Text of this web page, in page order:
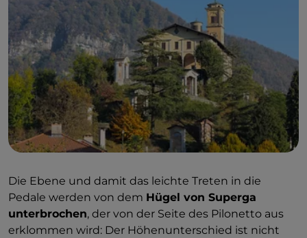
Die Ebene und damit das leichte Treten in die
Pedale werden von dem Hügel von Superga
unterbrochen, der von der Seite des Pilonetto aus
erklommen wird: Der Höhenunterschied ist nicht